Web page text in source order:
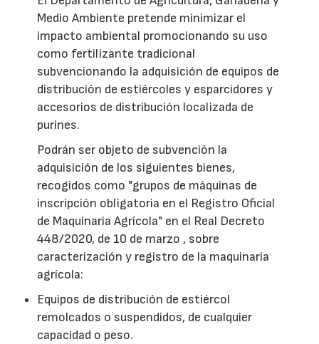
Medio Ambiente pretende minimizar el
impacto ambiental promocionando su uso
como fertilizante tradicional
subvencionando la adquisición de equipos de
distribución de estiércoles y esparcidores y
accesorios de distribución localizada de
purines.
Podrán ser objeto de subvención la
adquisición de los siguientes bienes,
recogidos como "grupos de máquinas de
inscripción obligatoria en el Registro Oficial
de Maquinaria Agrícola" en el Real Decreto
448/2020, de 10 de marzo , sobre
caracterización y registro de la maquinaria
agrícola:
Equipos de distribución de estiércol
remolcados o suspendidos, de cualquier
capacidad o peso.